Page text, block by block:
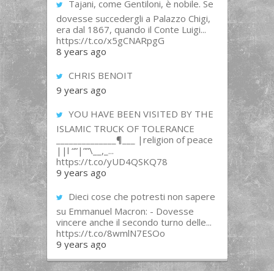
Tajani, come Gentiloni, è nobile. Se
dovesse succedergli a Palazzo Chigi,
era dal 1867, quando il Conte Luigi...
https://t.co/x5gCNARpgG
8 years ago
CHRIS BENOIT
9 years ago
YOU HAVE BEEN VISITED BY THE
ISLAMIC TRUCK OF TOLERANCE
______________¶___ |religion of peace
||l “”|””\__,_...
https://t.co/yUD4QSKQ78
9 years ago
Dieci cose che potresti non sapere
su Emmanuel Macron: - Dovesse
vincere anche il secondo turno delle...
https://t.co/8wmlN7ESOo
9 years ago